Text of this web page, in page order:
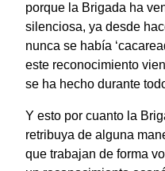
porque la Brigada ha
silenciosa, ya desde
nunca se había
este reconocimiento
se ha hecho durante
Y esto por cuanto la
retribuya de alguna
que trabajan de forma